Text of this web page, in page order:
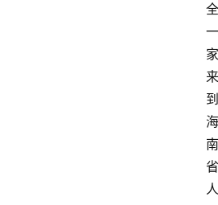
全
一
家
来
到
海
南
省
人